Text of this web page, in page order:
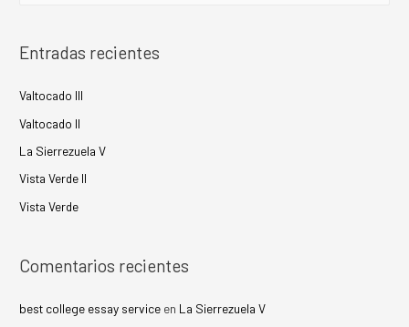
Entradas recientes
Valtocado III
Valtocado II
La Sierrezuela V
Vista Verde II
Vista Verde
Comentarios recientes
best college essay service en La Sierrezuela V